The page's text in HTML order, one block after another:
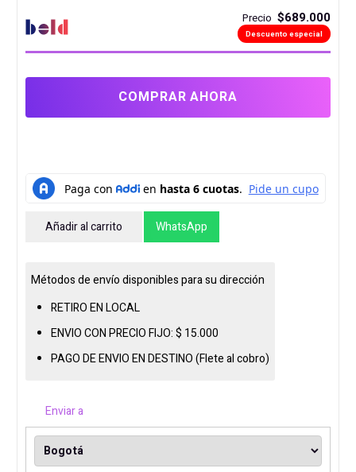
Precio $689.000
Descuento especial
COMPRAR AHORA
DISCO
SSD
KINGSTON
XS1000
cantidad
Añadir al carrito WhatsApp
Métodos de envío disponibles para su dirección
RETIRO EN LOCAL
ENVIO CON PRECIO FIJO:$ 15.000
PAGO DE ENVIO EN DESTINO (Flete al cobro)
Enviar a